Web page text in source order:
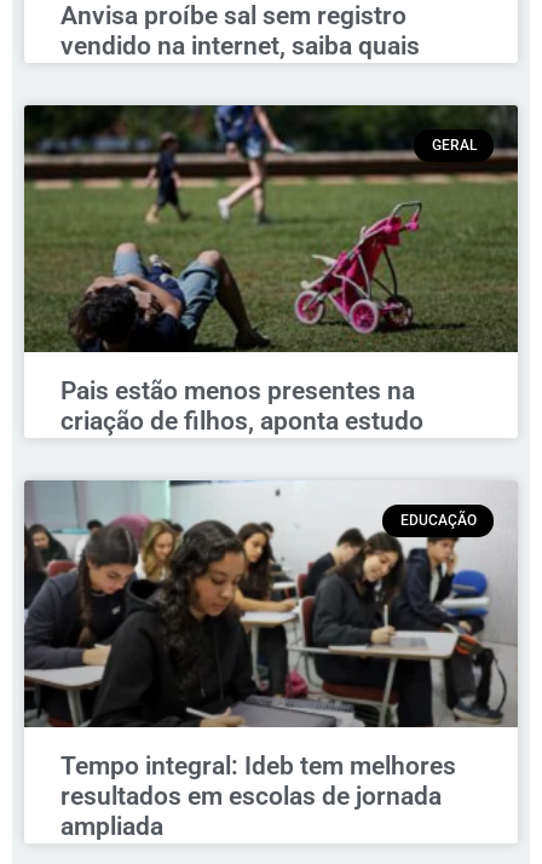
Anvisa proíbe sal sem registro
vendido na internet, saiba quais
GERAL
Pais estão menos presentes na
criação de filhos, aponta estudo
EDUCAÇÃO
Tempo integral: Ideb tem melhores
resultados em escolas de jornada
ampliada